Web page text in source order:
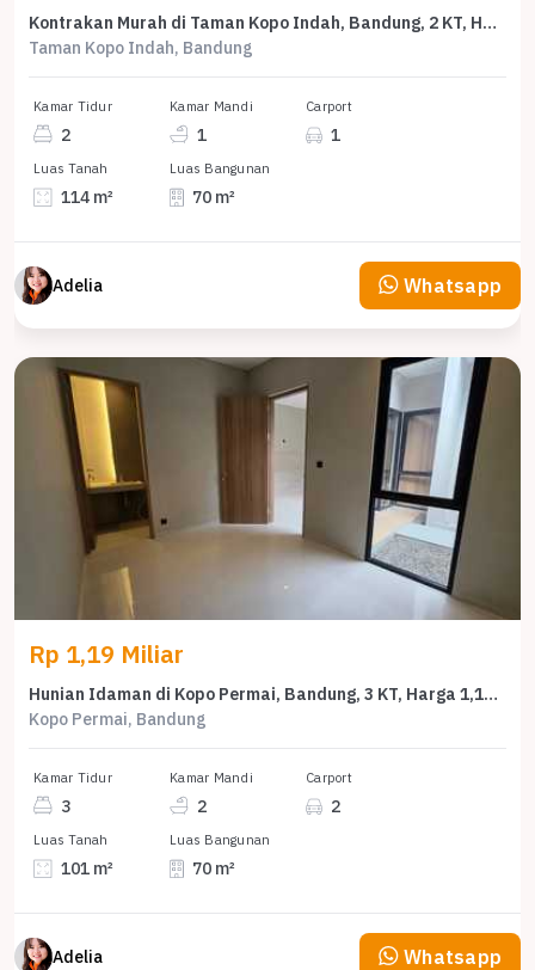
Kontrakan Murah di Taman Kopo Indah, Bandung, 2 KT, Harga 35 Juta /tahun
Taman Kopo Indah, Bandung
Kamar Tidur
2
Kamar Mandi
1
Carport
1
Luas Tanah
114 m²
Luas Bangunan
70 m²
Adelia Whatsapp
Rp 1,19 Miliar
Hunian Idaman di Kopo Permai, Bandung, 3 KT, Harga 1,19 Miliar
Kopo Permai, Bandung
Kamar Tidur
3
Kamar Mandi
2
Carport
2
Luas Tanah
101 m²
Luas Bangunan
70 m²
Adelia Whatsapp